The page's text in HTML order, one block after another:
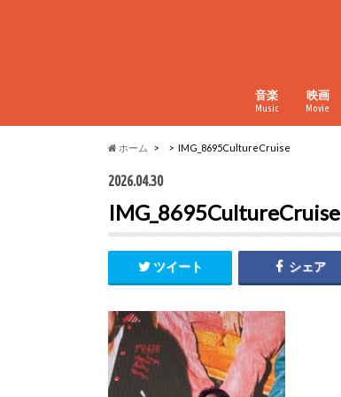
音楽
Music
映画
Movie
ホーム IMG_8695CultureCruise
2026.04.30
IMG_8695CultureCruise
ツイート シェア